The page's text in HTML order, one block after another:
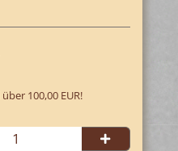
über 100,00 EUR!